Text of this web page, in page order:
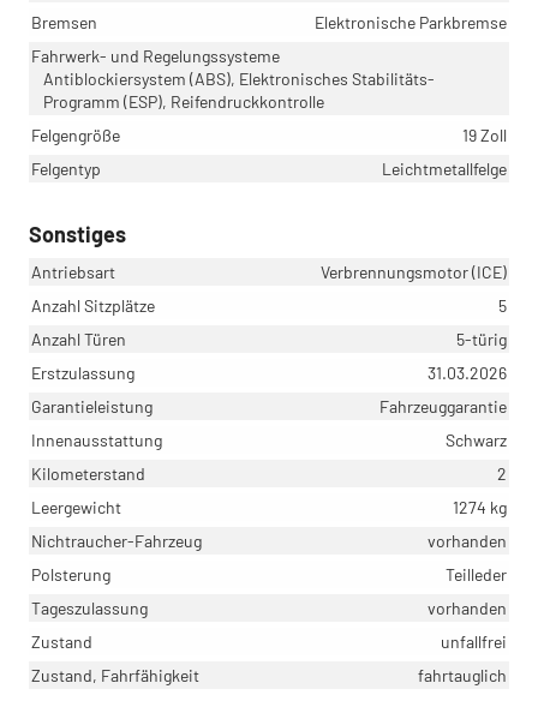
Bremsen
Elektronische Parkbremse
Fahrwerk- und Regelungssysteme
Antiblockiersystem (ABS), Elektronisches Stabilitäts-
Programm (ESP), Reifendruckkontrolle
Felgengröße
19 Zoll
Felgentyp
Leichtmetallfelge
Sonstiges
Antriebsart
Verbrennungsmotor (ICE)
Anzahl Sitzplätze
5
Anzahl Türen
5-türig
Erstzulassung
31.03.2026
Garantieleistung
Fahrzeuggarantie
Innenausstattung
Schwarz
Kilometerstand
2
Leergewicht
1274 kg
Nichtraucher-Fahrzeug
vorhanden
Polsterung
Teilleder
Tageszulassung
vorhanden
Zustand
unfallfrei
Zustand, Fahrfähigkeit
fahrtauglich